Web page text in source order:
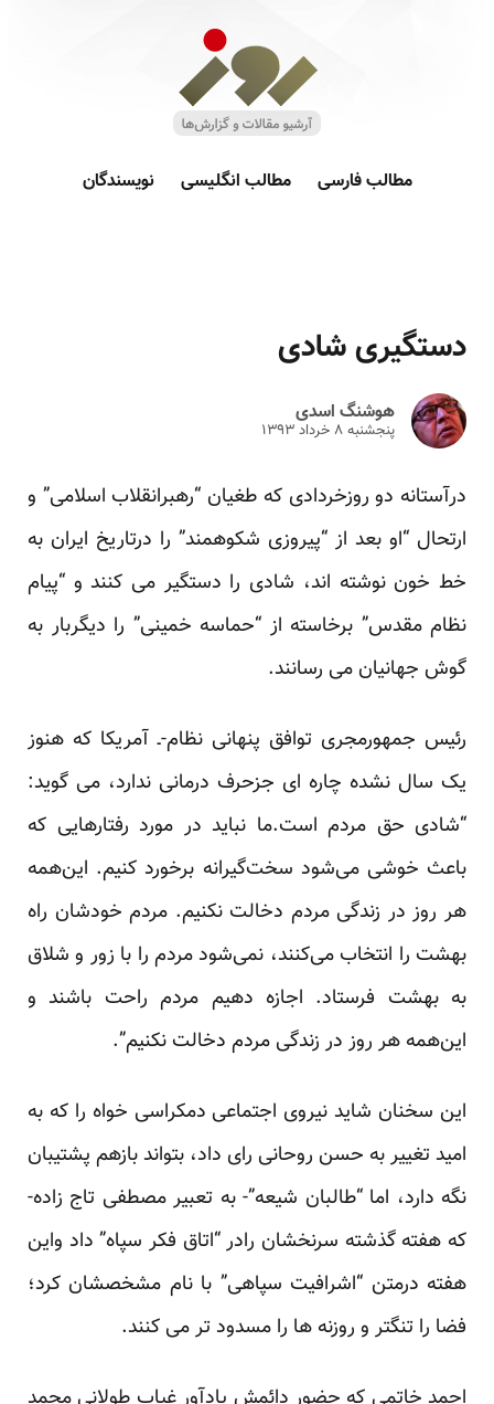
مطالب فارسی مطالب انگلیسی نویسندگان
دستگیری شادی
هوشنگ اسدی
پنجشنبه ۸ خرداد ۱۳۹۳
درآستانه دو روزخردادی که طغیان “رهبرانقلاب اسلامی” و
ارتحال “او بعد از “پیروزی شکوهمند” را درتاریخ ایران به
خط خون نوشته اند، شادی را دستگیر می کنند و “پیام
نظام مقدس” برخاسته از “حماسه خمینی” را دیگربار به
گوش جهانیان می رسانند.
رئیس جمهورمجری توافق پنهانی نظام-ـ آمریکا که هنوز
یک سال نشده چاره ای جزحرف درمانی ندارد، می گوید:
“شادی حق مردم است.ما نباید در مورد رفتارهایی که
باعث خوشی می‌شود سخت‌گیرانه برخورد کنیم. این‌همه
هر روز در زندگی مردم دخالت نکنیم. مردم خودشان راه
بهشت را انتخاب می‌کنند، نمی‌شود مردم را با زور و شلاق
به بهشت فرستاد. اجازه دهیم مردم راحت باشند و
این‌همه هر روز در زندگی مردم دخالت نکنیم”.
این سخنان شاید نیروی اجتماعی دمکراسی خواه را که به
امید تغییر به حسن روحانی رای داد، بتواند بازهم پشتیبان
نگه دارد، اما “طالبان شیعه”- به تعبیر مصطفی تاج زاده-
که هفته گذشته سرنخشان رادر “اتاق فکر سپاه” داد واین
هفته درمتن “اشرافیت سپاهی” با نام مشخصشان کرد؛
فضا را تنگتر و روزنه ها را مسدود تر می کنند.